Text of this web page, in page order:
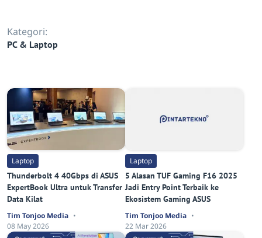
Kategori:
PC & Laptop
Laptop
Thunderbolt 4 40Gbps di ASUS
ExpertBook Ultra untuk Transfer
Data Kilat
Tim Tonjoo Media
08 May 2026
Laptop
5 Alasan TUF Gaming F16 2025
Jadi Entry Point Terbaik ke
Ekosistem Gaming ASUS
Tim Tonjoo Media
22 Mar 2026